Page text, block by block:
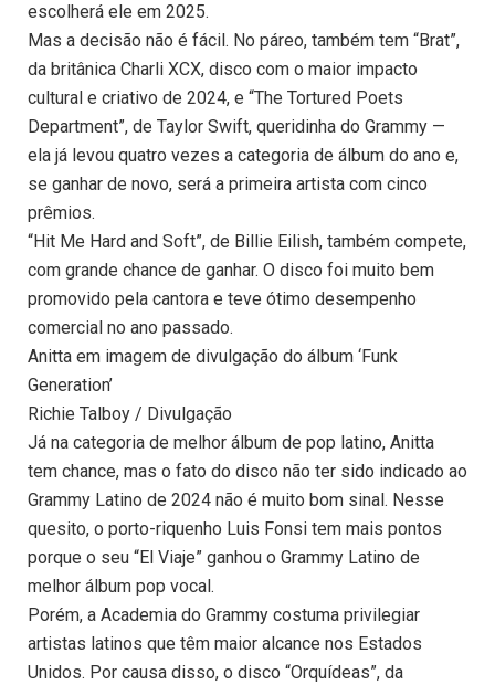
escolherá ele em 2025.
Mas a decisão não é fácil. No páreo, também tem “Brat”,
da britânica Charli XCX, disco com o maior impacto
cultural e criativo de 2024, e “The Tortured Poets
Department”, de Taylor Swift, queridinha do Grammy —
ela já levou quatro vezes a categoria de álbum do ano e,
se ganhar de novo, será a primeira artista com cinco
prêmios.
“Hit Me Hard and Soft”, de Billie Eilish, também compete,
com grande chance de ganhar. O disco foi muito bem
promovido pela cantora e teve ótimo desempenho
comercial no ano passado.
Anitta em imagem de divulgação do álbum ‘Funk
Generation’
Richie Talboy / Divulgação
Já na categoria de melhor álbum de pop latino, Anitta
tem chance, mas o fato do disco não ter sido indicado ao
Grammy Latino de 2024 não é muito bom sinal. Nesse
quesito, o porto-riquenho Luis Fonsi tem mais pontos
porque o seu “El Viaje” ganhou o Grammy Latino de
melhor álbum pop vocal.
Porém, a Academia do Grammy costuma privilegiar
artistas latinos que têm maior alcance nos Estados
Unidos. Por causa disso, o disco “Orquídeas”, da